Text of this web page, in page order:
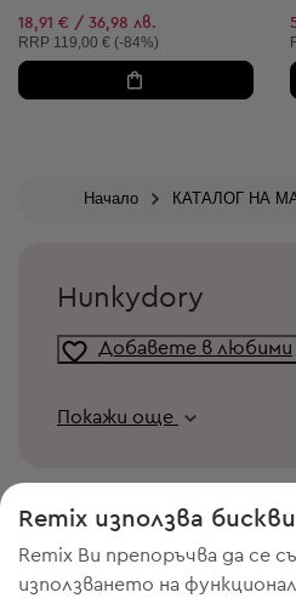
18,91 € / 36,98 лв.
Препоръчителна цена:
RRP 119,00 € (-84%)
Начало КАТАЛОГ НА
Hunkydory
Добавете в любими
Покажи още
Remix използва
Remix Ви препоръчва да се
използването на